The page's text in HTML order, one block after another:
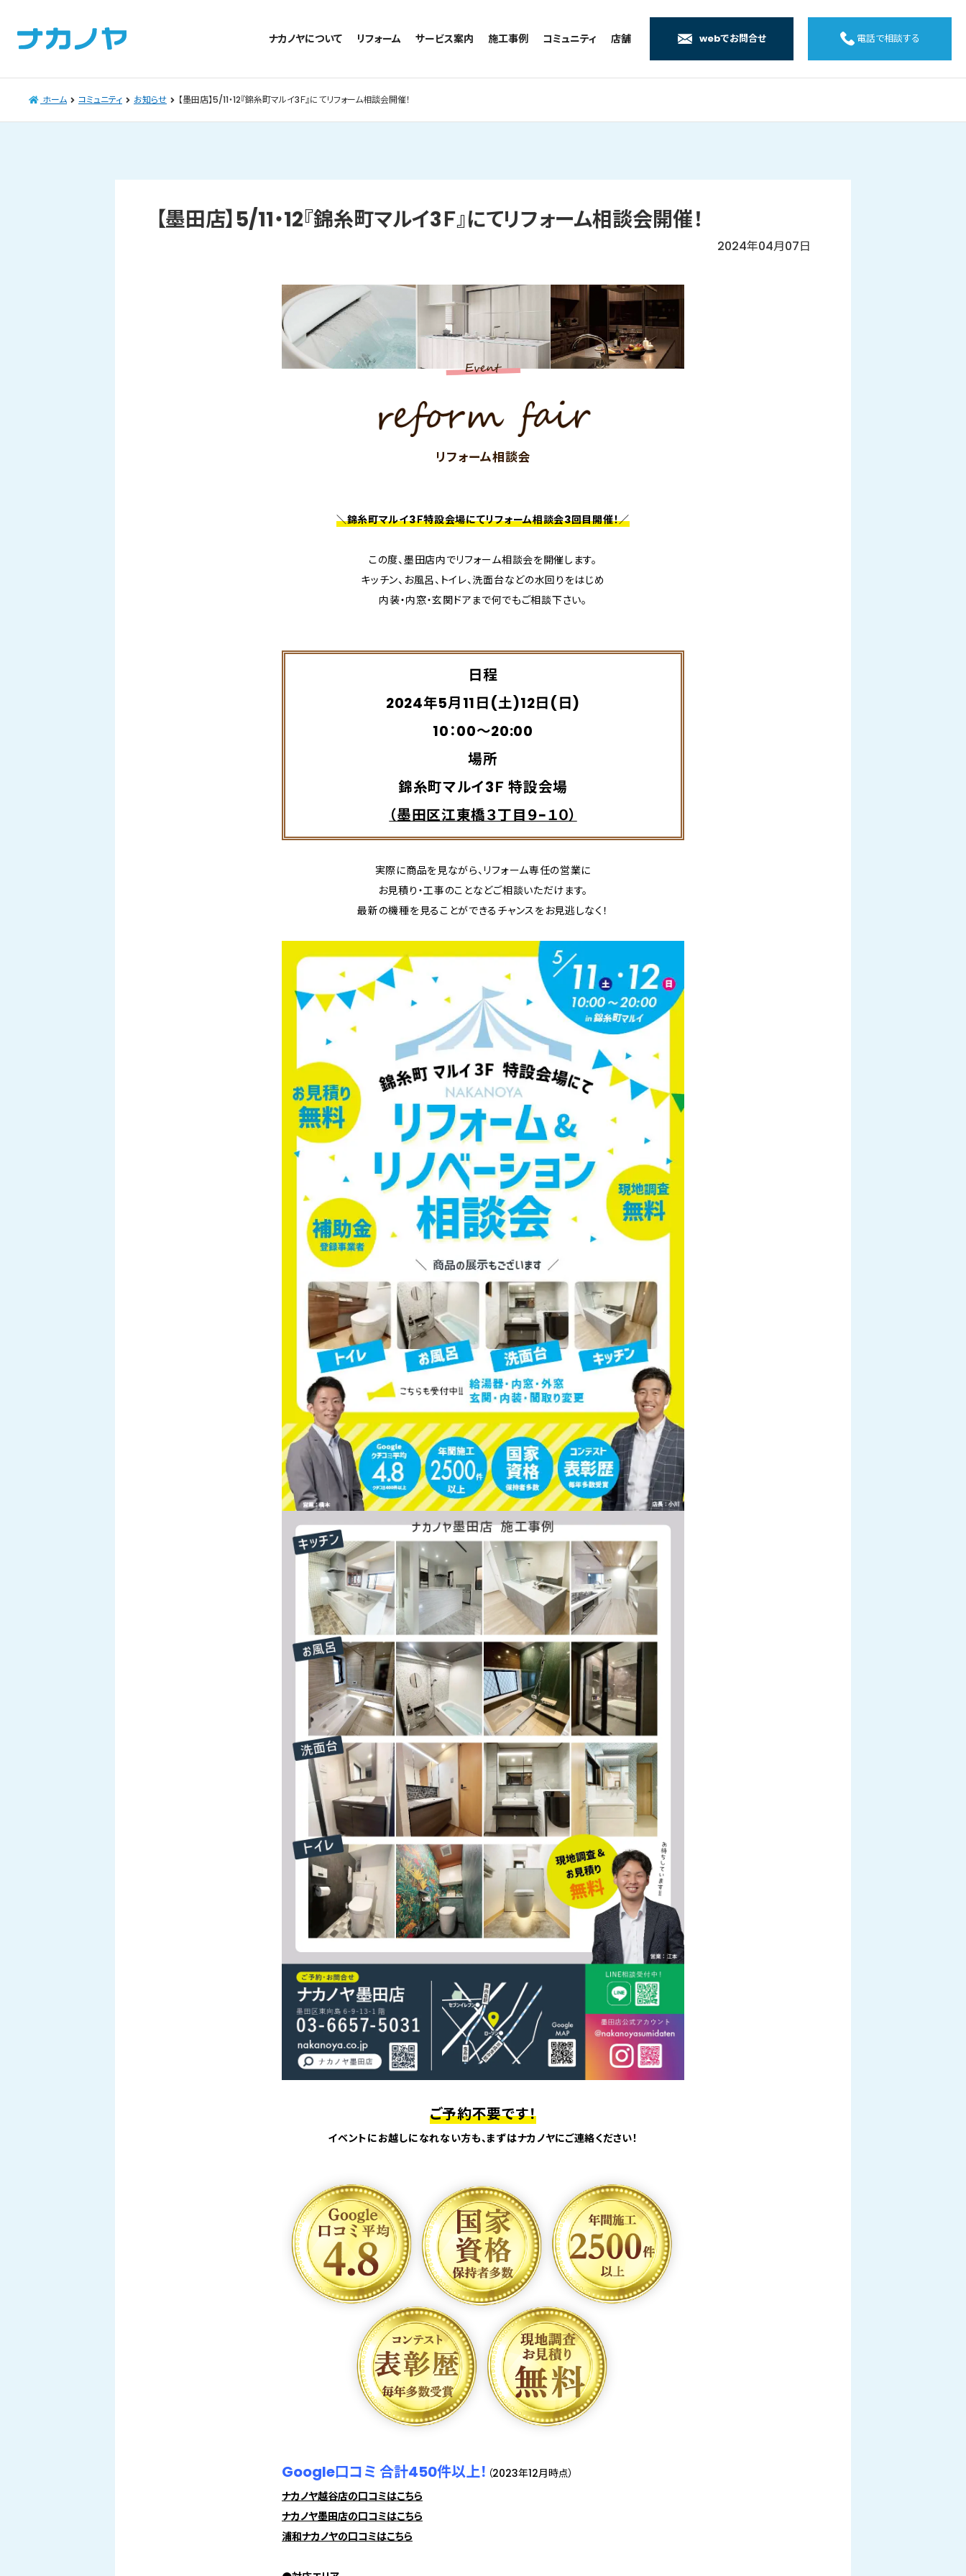
ナカノヤについて リフォーム
お風呂のリフォーム
キッチンのリフォーム
洗面台のリフォーム
外壁のリフォーム
サービス案内
相談室・よくある質問
施工事例
トイレの施工事例
キッチンの施工事例
コミュニティ
アルブル通信
ブログ
店舗
墨田店
日本橋店
webでお問合せ 電話で相談する
ホーム コミュニティ お知らせ 【墨田店】5/11・12『錦糸町マルイ3Ｆ』にてリフォーム相談会開催！
【墨田店】5/11・12『錦糸町マルイ3Ｆ』にてリフォーム相談会開催！
2024年04月07日
リフォーム相談会
＼錦糸町マルイ3Ｆ特設会場にてリフォーム相談会3回目開催！／
この度、墨田店内でリフォーム相談会を開催します。
キッチン、お風呂、トイレ、洗面台などの水回りをはじめ
内装・内窓・玄関ドアまで何でもご相談下さい。
日程
2024年5月11日(土)12日(日)
10：00～20:00
場所
錦糸町マルイ3Ｆ 特設会場
（墨田区江東橋３丁目９−１０）
実際に商品を見ながら、リフォーム専任の営業に
お見積り・工事のことなどご相談いただけます。
最新の機種を見ることができるチャンスをお見逃しなく！
ご予約不要です！
イベントにお越しになれない方も、まずはナカノヤにご連絡ください！
Google口コミ 合計450件以上！ （2023年12月時点）
ナカノヤ越谷店の口コミはこちら
ナカノヤ墨田店の口コミはこちら
浦和ナカノヤの口コミはこちら